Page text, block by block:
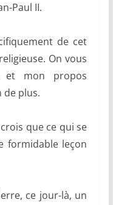
Paul II.
de cet
On vous
et mon propos
de plus.
que ce qui se
formidable leçon
ce jour-là, un